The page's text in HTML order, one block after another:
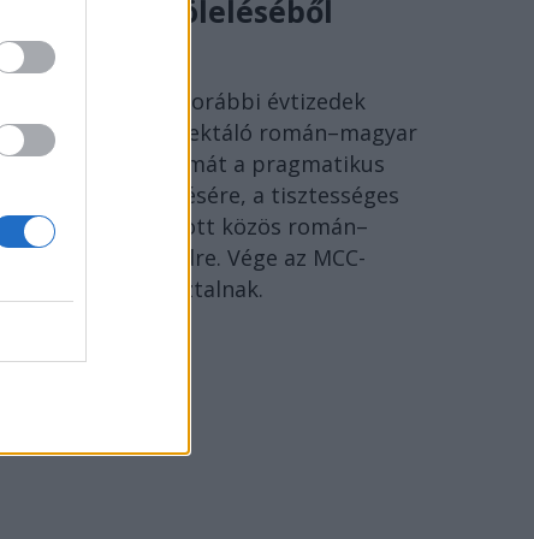
történelem öleléséből
SÓLYOM ISTVÁN
Ideje lecserélni a korábbi évtizedek
szenvedéseire reflektáló román–magyar
megbékélés fogalmát a pragmatikus
együttélés kifejezésére, a tisztességes
Európáért folytatott közös román–
magyar párbeszédre. Vége az MCC-
történészkerekasztalnak.